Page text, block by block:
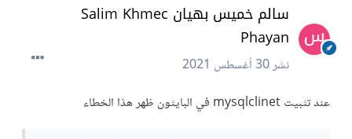
سالم خميس بهيان Salim Khmec
Phayan
نشر30 أغسطس 2021
عند تثبيت mysqlclinet في البايثون ظهر هذا الخطاء